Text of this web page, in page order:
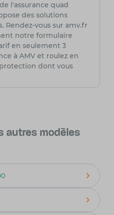
l'assurance quad
des solutions
Rendez-vous sur amv.fr
notre formulaire
en seulement 3
à AMV et roulez en
dont vous
autres modèles